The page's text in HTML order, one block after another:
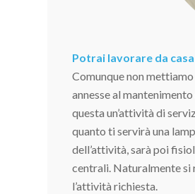
Potrai lavorare da
Comunque non
annesse al
questa un’attività di
quanto ti servirà una
dell’attività, sarà poi
centrali. Naturalmente si
l’attività richiesta.